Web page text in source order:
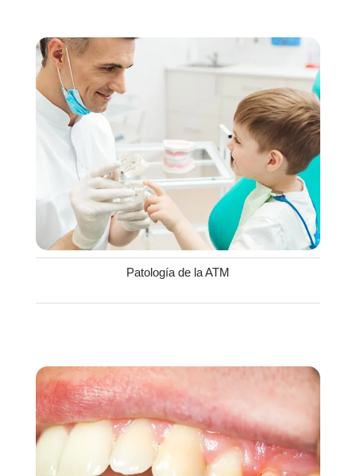
Patología de la ATM